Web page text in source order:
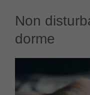
Non
dorme